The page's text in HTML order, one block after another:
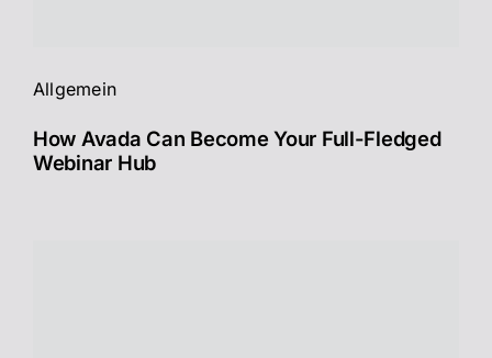
Allgemein
How Avada Can Become Your Full-Fledged
Webinar Hub